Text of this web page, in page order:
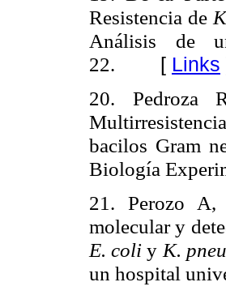
Resistencia de
Análisis de
22. [ Links
20. Pedroza
bacilos Gram
Biología
21. Perozo A,
molecular y
E. coliy K.
un hospital